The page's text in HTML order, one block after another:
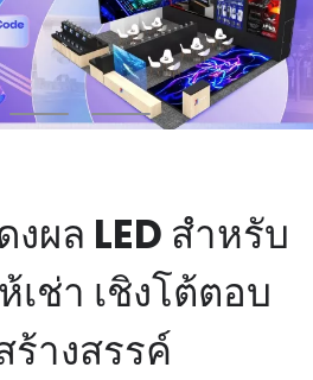
ผล LED สำหรับ
เช่า เชิงโต้ตอบ
ร้างสรรค์